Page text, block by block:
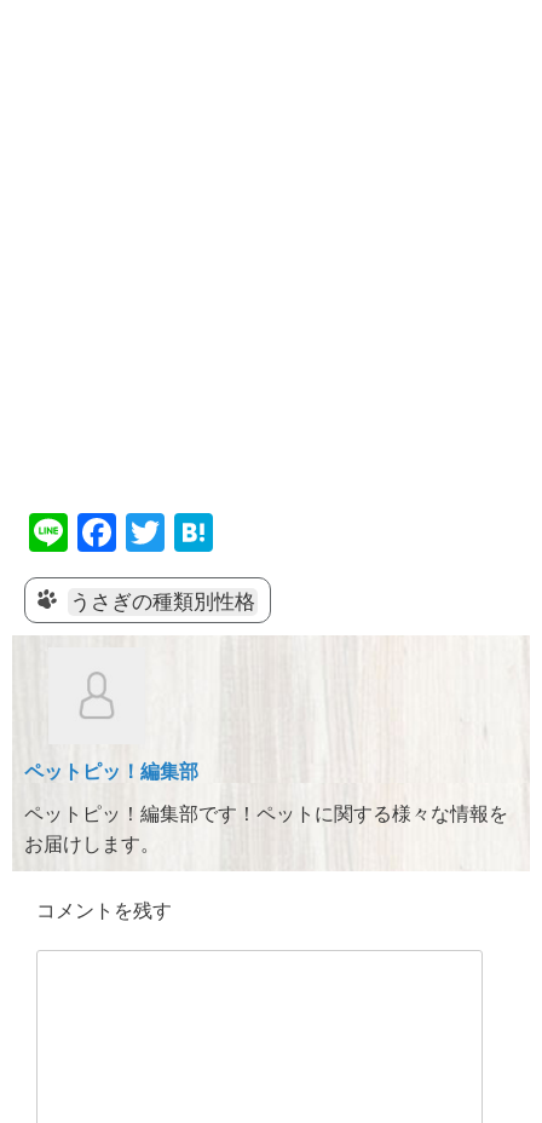
Li
n
e
F
a
c
e
o
k
T
wi
tt
er
at
e
n
うさぎの種類別性格
ペットピッ！編集部
ペットピッ！編集部です！ペットに関する様々な情報を
お届けします。
コメントを残す